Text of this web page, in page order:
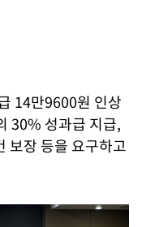
14만9600원 인상
30% 성과급 지급,
보장 등을 요구하고